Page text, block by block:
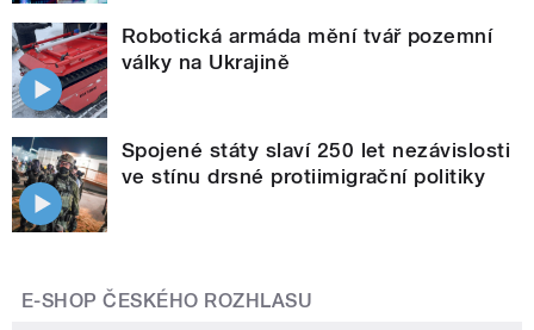
Robotická armáda mění tvář pozemní
války na Ukrajině
Spojené státy slaví 250 let nezávislosti
ve stínu drsné protiimigrační politiky
E-SHOP ČESKÉHO ROZHLASU